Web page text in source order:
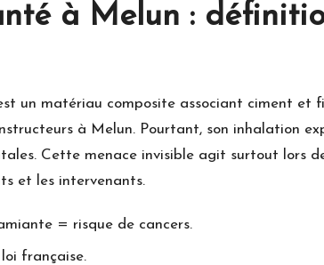
à Melun :
un matériau composite associant ciment
à Melun. Pourtant, son inhalation
Cette menace invisible agit surtout lors
et les intervenants.
= risque de cancers.
française.